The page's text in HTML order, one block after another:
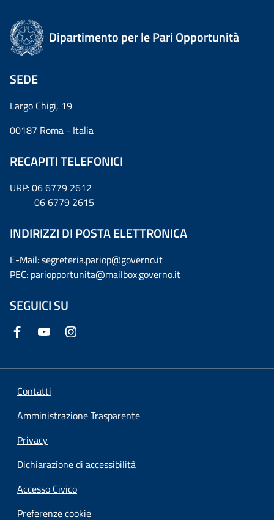
Dipartimento per le Pari Opportunità
SEDE
Largo Chigi, 19
00187 Roma - Italia
RECAPITI TELEFONICI
URP: 06 6779 2612
06 6779 2615
INDIRIZZI DI POSTA ELETTRONICA
E-Mail: segreteria.pariop@governo.it
PEC: pariopportunita@mailbox.governo.it
SEGUICI SU
Contatti
Amministrazione Trasparente
Privacy
Dichiarazione di accessibilità
Accesso Civico
Preferenze cookie